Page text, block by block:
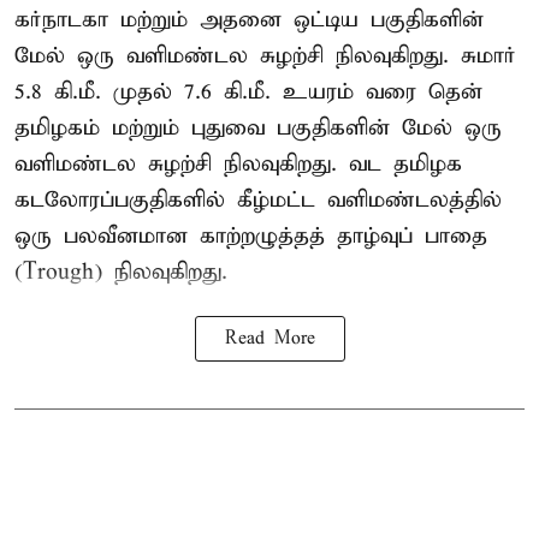
கர்நாடகா மற்றும் அதனை ஒட்டிய பகுதிகளின்
மேல் ஒரு வளிமண்டல சுழற்சி நிலவுகிறது. சுமார்
5.8 கி.மீ. முதல் 7.6 கி.மீ. உயரம் வரை தென்
தமிழகம் மற்றும் புதுவை பகுதிகளின் மேல் ஒரு
வளிமண்டல சுழற்சி நிலவுகிறது. வட தமிழக
கடலோரப்பகுதிகளில் கீழ்மட்ட வளிமண்டலத்தில்
ஒரு பலவீனமான காற்றழுத்தத் தாழ்வுப் பாதை
(Trough) நிலவுகிறது.
Read More